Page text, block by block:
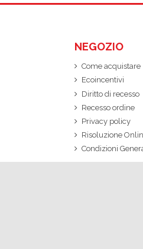
NEGOZIO
Come acquistare
Ecoincentivi
Diritto di recesso
Recesso ordine
Privacy policy
Risoluzione
Condizioni